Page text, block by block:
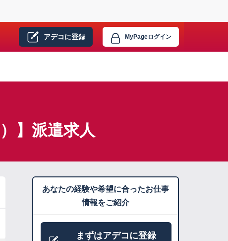
アデコに登録 MyPageログイン
】派遣求人
あなたの経験や希望に合ったお仕事
情報をご紹介
まずはアデコに登録